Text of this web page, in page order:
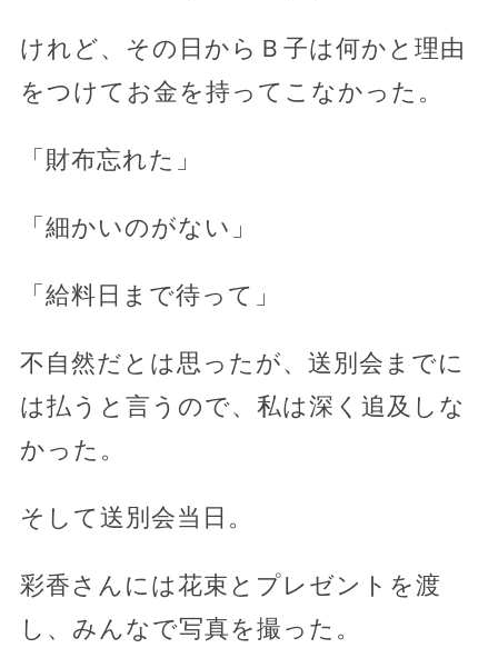
けれど、その日からＢ子は何かと理由
をつけてお金を持ってこなかった。
「財布忘れた」
「細かいのがない」
「給料日まで待って」
不自然だとは思ったが、送別会までに
は払うと言うので、私は深く追及しな
かった。
そして送別会当日。
彩香さんには花束とプレゼントを渡
し、みんなで写真を撮った。